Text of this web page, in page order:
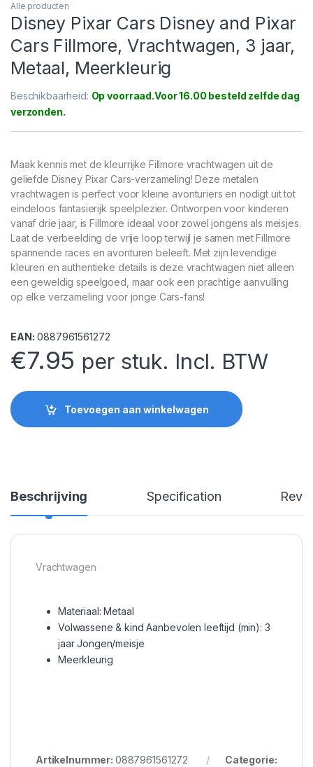
Alle producten
Disney Pixar Cars Disney and Pixar
Cars Fillmore, Vrachtwagen, 3 jaar,
Metaal, Meerkleurig
Beschikbaarheid: Op voorraad
Maak kennis met de kleurrijke Fillmore vrachtwagen uit de
geliefde Disney Pixar Cars-verzameling! Deze metalen
vrachtwagen is perfect voor kleine avonturiers en nodigt uit tot
eindeloos fantasierijk speelplezier. Ontworpen voor kinderen
vanaf drie jaar, is Fillmore ideaal voor zowel jongens als meisjes.
Laat de verbeelding de vrije loop terwijl je samen met Fillmore
spannende races en avonturen beleeft. Met zijn levendige
kleuren en authentieke details is deze vrachtwagen niet alleen
een geweldig speelgoed, maar ook een prachtige aanvulling
op elke verzameling voor jonge Cars-fans!
EAN: 0887961561272
€7.95 per stuk. Incl. BTW
Toevoegen aan winkelwagen
Beschrijving Specification
Vrachtwagen
Materiaal: Metaal
Volwassene & kind Aanbevolen leeftijd (min): 3
jaar Jongen/meisje
Meerkleurig
Artikelnummer: 0887961561272
Categorie: